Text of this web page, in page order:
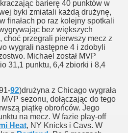
barierę 40 punktów w
byki zmiatali każdą drużynę,
finałach po raz kolejny spotkali
bez większych
choć przegrali pierwszy mecz z
wygrali następne 4 i zdobyli
Michael został MVP
31,1 punktu, 6,4 zbiorki i 8,4
92)drużyna z Chicago wygrała
sezonu, dołączając do tego
piątkę obrońców. Jego
na mecz. W fazie play-off
Heat, NY Knicks i Cavs. W